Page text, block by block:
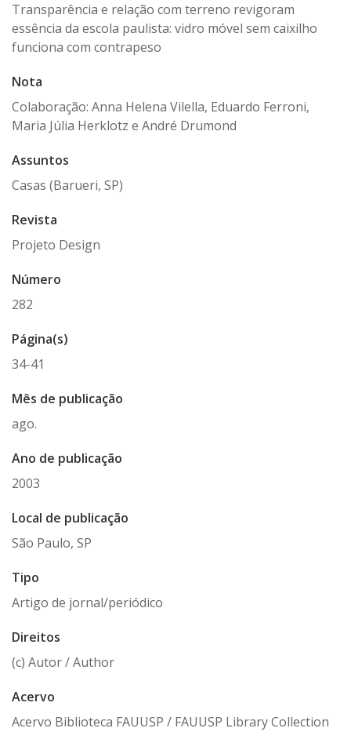
Transparência e relação com terreno revigoram
essência da escola paulista: vidro móvel sem caixilho
funciona com contrapeso
Nota
Colaboração: Anna Helena Vilella, Eduardo Ferroni,
Maria Júlia Herklotz e André Drumond
Assuntos
Casas (Barueri, SP)
Revista
Projeto Design
Número
282
Página(s)
34-41
Mês de publicação
ago.
Ano de publicação
2003
Local de publicação
São Paulo, SP
Tipo
Artigo de jornal/periódico
Direitos
(c) Autor / Author
Acervo
Acervo Biblioteca FAUUSP / FAUUSP Library Collection